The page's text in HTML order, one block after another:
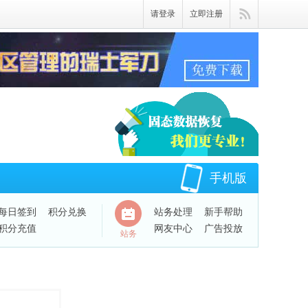
请登录 立即注册
手机版
日签到
积分兑换
分充值
绑定账号
站务
站务处理
新手帮助
网友中心
广告投放